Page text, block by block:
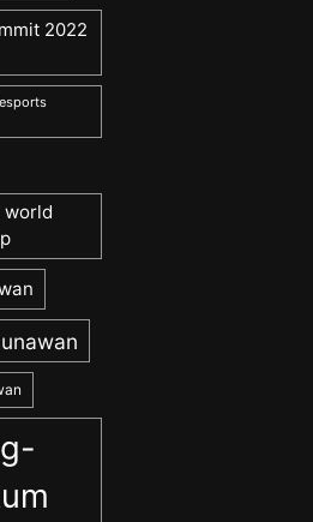
2022
world